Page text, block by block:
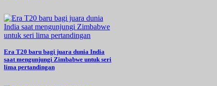
Era T20 baru bagi juara dunia India
saat mengunjungi Zimbabwe untuk seri
lima pertandingan